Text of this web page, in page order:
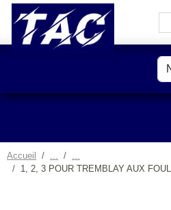
Accueil
1, 2, 3 POUR TREMBLAY AUX
Panneau de gestion des cookies